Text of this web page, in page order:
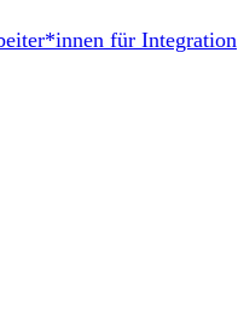
für Integration